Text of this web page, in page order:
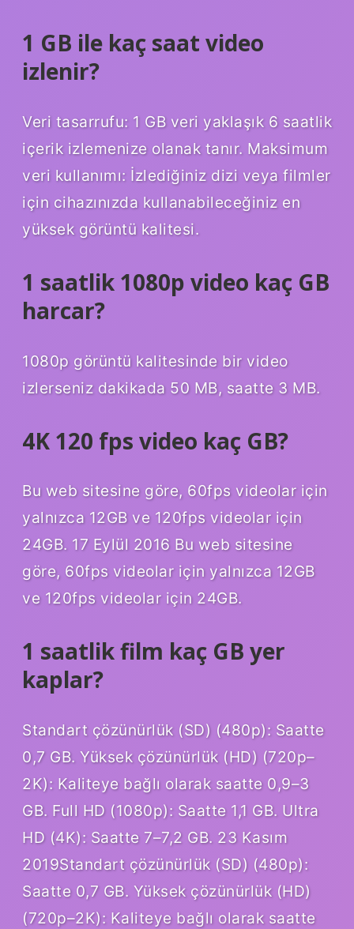
1 GB ile kaç saat video
izlenir?
Veri tasarrufu: 1 GB veri yaklaşık 6 saatlik
içerik izlemenize olanak tanır. Maksimum
veri kullanımı: İzlediğiniz dizi veya filmler
için cihazınızda kullanabileceğiniz en
yüksek görüntü kalitesi.
1 saatlik 1080p video kaç GB
harcar?
1080p görüntü kalitesinde bir video
izlerseniz dakikada 50 MB, saatte 3 MB.
4K 120 fps video kaç GB?
Bu web sitesine göre, 60fps videolar için
yalnızca 12GB ve 120fps videolar için
24GB. 17 Eylül 2016 Bu web sitesine
göre, 60fps videolar için yalnızca 12GB
ve 120fps videolar için 24GB.
1 saatlik film kaç GB yer
kaplar?
Standart çözünürlük (SD) (480p): Saatte
0,7 GB. Yüksek çözünürlük (HD) (720p–
2K): Kaliteye bağlı olarak saatte 0,9–3
GB. Full HD (1080p): Saatte 1,1 GB. Ultra
HD (4K): Saatte 7–7,2 GB. 23 Kasım
2019Standart çözünürlük (SD) (480p):
Saatte 0,7 GB. Yüksek çözünürlük (HD)
(720p–2K): Kaliteye bağlı olarak saatte